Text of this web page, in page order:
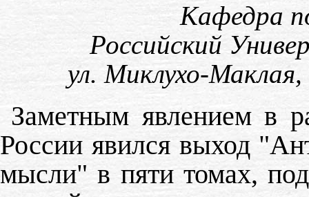
Кафедра
Российский
ул. Миклухо-
Заметным явлением в
России явился выход
мысли" в пяти томах,